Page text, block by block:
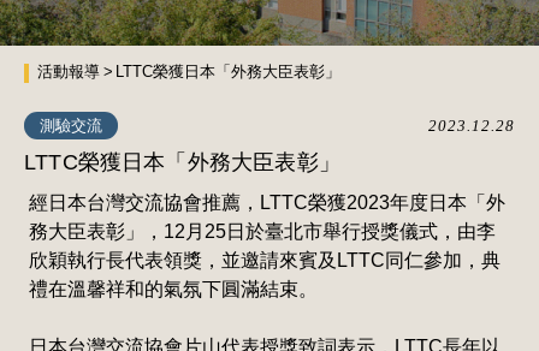
活動報導 LTTC榮獲日本「外務大臣表彰」
測驗交流 2023.12.28
LTTC榮獲日本「外務大臣表彰」
經日本台灣交流協會推薦，LTTC榮獲2023年度日本「外
務大臣表彰」，12月25日於臺北市舉行授獎儀式，由李
欣穎執行長代表領獎，並邀請來賓及LTTC同仁參加，典
禮在溫馨祥和的氣氛下圓滿結束。
日本台灣交流協會片山代表授獎致詞表示，LTTC長年以